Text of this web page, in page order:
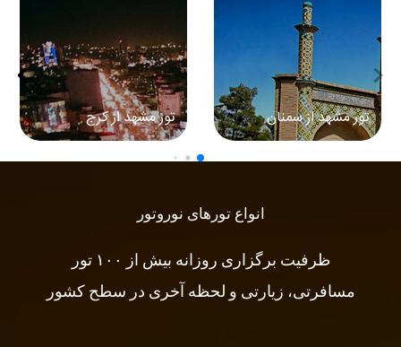
تور مشهد از سمنان تور مشهد از کرج
انواع تورهای نوروتور
ظرفیت برگزاری روزانه بیش از ۱۰۰ تور
مسافرتی، زیارتی و لحظه آخری در سطح کشور